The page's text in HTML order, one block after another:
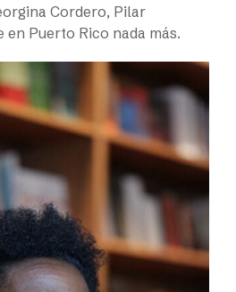
Cordero, Pilar
en Puerto Rico nada más.